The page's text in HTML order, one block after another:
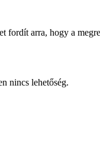
fordít arra, hogy a
nincs lehetőség.